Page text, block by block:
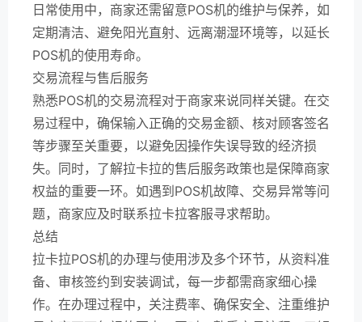
日常使用中，商家还需留意POS机的维护与保养，如
定期清洁、避免阳光直射、远离潮湿环境等，以延长
POS机的使用寿命。
交易流程与售后服务
熟悉POS机的交易流程对于商家来说同样关键。在交
易过程中，确保输入正确的交易金额、核对顾客签名
等步骤至关重要，以避免因操作失误导致的经济损
失。同时，了解拉卡拉的售后服务政策也是保障商家
权益的重要一环。如遇到POS机故障、交易异常等问
题，商家应及时联系拉卡拉客服寻求帮助。
总结
拉卡拉POS机的办理与使用涉及多个环节，从资料准
备、审核签约到安装调试，每一步都需商家细心操
作。在办理过程中，关注费率、确保安全、注重维护